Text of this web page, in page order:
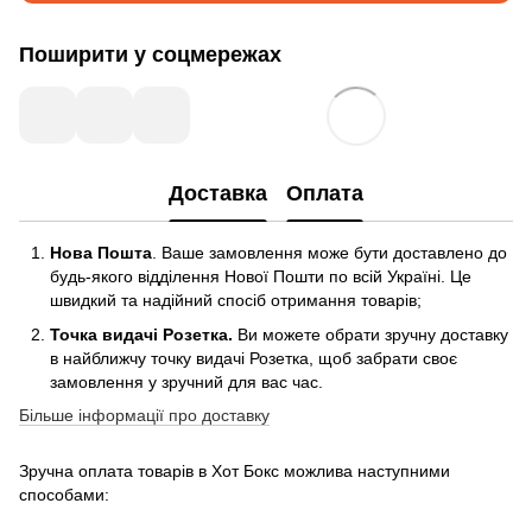
Поширити у соцмережах
Доставка Оплата
Нова Пошта. Ваше замовлення може бути доставлено до
будь-якого відділення Нової Пошти по всій Україні. Це
швидкий та надійний спосіб отримання товарів;
Точка видачі Розетка. Ви можете обрати зручну доставку
в найближчу точку видачі Розетка, щоб забрати своє
замовлення у зручний для вас час.
Більше інформації про доставку
Зручна оплата товарів в Хот Бокс можлива наступними
способами: